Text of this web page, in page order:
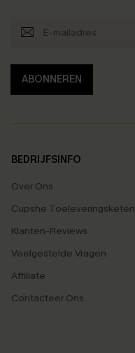
ABONNEREN
BEDRIJFSINFO
Over Ons
Cupshe Toeleveringsketen
Klanten-Reviews
Veelgestelde Vragen
Affiliate
Contacteer Ons